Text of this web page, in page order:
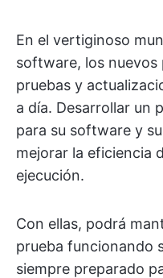
En el vertiginoso
software, los
pruebas y
a día. Desarrollar un
para su software y
mejorar la eficiencia
ejecución.
Con ellas, podrá
prueba funcionando
siempre preparado